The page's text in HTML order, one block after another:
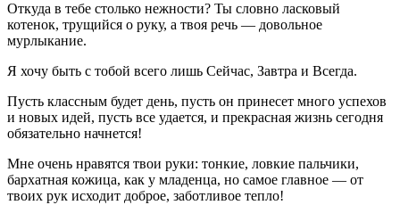
Откуда в тебе столько нежности? Ты словно ласковый
котенок, трущийся о руку, а твоя речь — довольное
мурлыкание.
Я хочу быть с тобой всего лишь Сейчас, Завтра и Всегда.
Пусть классным будет день, пусть он принесет много успехов
и новых идей, пусть все удается, и прекрасная жизнь сегодня
обязательно начнется!
Мне очень нравятся твои руки: тонкие, ловкие пальчики,
бархатная кожица, как у младенца, но самое главное — от
твоих рук исходит доброе, заботливое тепло!